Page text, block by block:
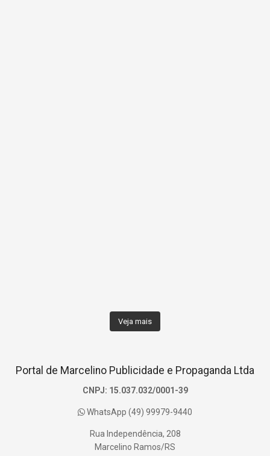
Veja mais
Portal de Marcelino Publicidade e Propaganda Ltda
CNPJ: 15.037.032/0001-39
WhatsApp (49) 99979-9440
Rua Independência, 208
Marcelino Ramos/RS